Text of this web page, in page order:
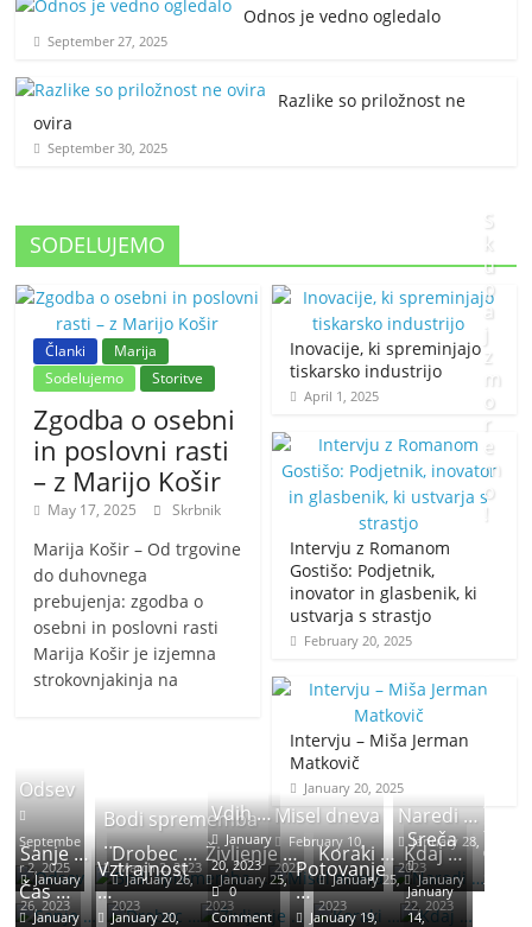
Odnos je vedno ogledalo
September 27, 2025
Razlike so priložnost ne
ovira
September 30, 2025
SODELUJEMO
Članki
Marija
Sodelujemo
Storitve
Zgodba o osebni
in poslovni rasti
– z Marijo Košir
May 17, 2025 Skrbnik
Marija Košir – Od trgovine
do duhovnega
prebujenja: zgodba o
osebni in poslovni rasti
Marija Košir je izjemna
strokovnjakinja na
Inovacije, ki spreminjajo
tiskarsko industrijo
April 1, 2025
Intervju z Romanom
Gostišo: Podjetnik,
inovator in glasbenik, ki
ustvarja s strastjo
February 20, 2025
Intervju – Miša Jerman
Matkovič
January 20, 2025
Odsev
Septembe
r 2, 2025
Bodi sprememba
…
March 2, 2023
Misel dneva
February 10,
2023
Naredi …
January 28,
2023
Sanje …
January
26, 2023
Drobec …
January 26,
2023
Življenje …
January 25,
2023
Koraki …
January 25,
2023
Kdaj …
January
22, 2023
S
k
u
p
a
z
m
o
r
e
m
o
!
r
0
2
Čas …
January
Vztrajnost
…
January 20,
Vdih …
January
20, 2023
0
Comment
Potovanje
…
January 19,
Sreča
January
14,